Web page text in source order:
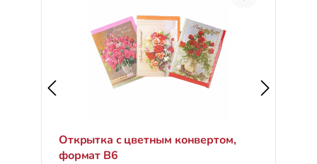
Открытка с цветным конвертом,
формат B6